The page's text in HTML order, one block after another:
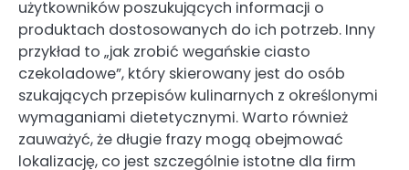
użytkowników poszukujących informacji o
produktach dostosowanych do ich potrzeb. Inny
przykład to „jak zrobić wegańskie ciasto
czekoladowe”, który skierowany jest do osób
szukających przepisów kulinarnych z określonymi
wymaganiami dietetycznymi. Warto również
zauważyć, że długie frazy mogą obejmować
lokalizację, co jest szczególnie istotne dla firm